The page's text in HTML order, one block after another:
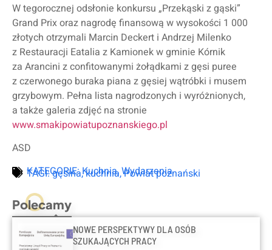
W tegorocznej odsłonie konkursu „Przekąski z gąski”
Grand Prix oraz nagrodę finansową w wysokości 1 000
złotych otrzymali Marcin Deckert i Andrzej Milenko
z Restauracji Eatalia z Kamionek w gminie Kórnik
za Arancini z confitowanymi żołądkami z gęsi puree
z czerwonego buraka piana z gęsiej wątróbki i musem
grzybowym. Pełna lista nagrodzonych i wyróżnionych,
a także galeria zdjęć na stronie
www.smakipowiatupoznanskiego.pl
ASD
KATEGORIE: Kuchnia,Wydarzenia
TAGI:gęsina,kuchnia,Powiat poznański
Polecamy
NOWE PERSPEKTYWY DLA OSÓB
SZUKAJĄCYCH PRACY